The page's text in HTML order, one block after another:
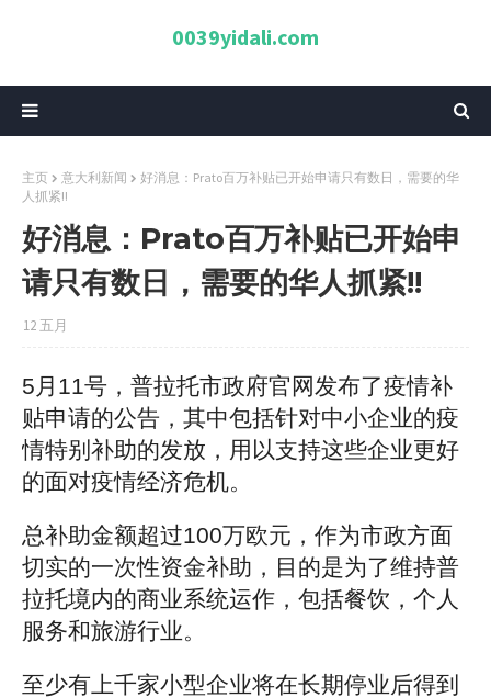
0039yidali.com
主页 意大利新闻
好消息：Prato百万补贴已开始申请只有数日，需要的华
人抓紧!!
好消息：Prato百万补贴已开始申
请只有数日，需要的华人抓紧!!
12 五月
5月11号，普拉托市政府官网发布了疫情补
贴申请的公告，其中包括针对中小企业的疫
情特别补助的发放，用以支持这些企业更好
的面对疫情经济危机。
总补助金额超过100万欧元，作为市政方面
切实的一次性资金补助，目的是为了维持普
拉托境内的商业系统运作，包括餐饮，个人
服务和旅游行业。
至少有上千家小型企业将在长期停业后得到